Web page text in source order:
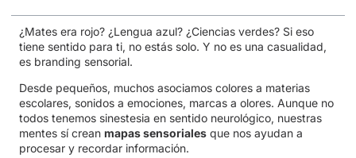
¿Mates era rojo? ¿Lengua azul? ¿Ciencias verdes? Si eso
tiene sentido para ti, no estás solo. Y no es una casualidad,
es branding sensorial.
Desde pequeños, muchos asociamos colores a materias
escolares, sonidos a emociones, marcas a olores. Aunque no
todos tenemos sinestesia en sentido neurológico, nuestras
mentes sí crean mapas sensoriales que nos ayudan a
procesar y recordar información.